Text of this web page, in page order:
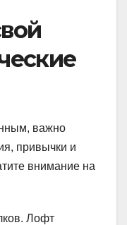
важно
привычки и
внимание на
Лофт